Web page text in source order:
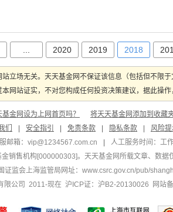
2020 2019 2018
立场无关。天天基金网不保证该信息（包括但不限
网站证实，不对您构成任何投资决策建议，据此操
基金网设为上网首页吗？
将天天基金网添加到收藏
们 安全指引 免责条款 隐私条款 风险
邮箱： vip@1234567.com.cn
人工服务时间：工
销售机构[000000303]。天天基金网所载文章、数据
证监会上海监管局网址： www.csrc.gov.cn/pub/
限公司 2011-现在 沪ICP证：沪B2-20130026
网站